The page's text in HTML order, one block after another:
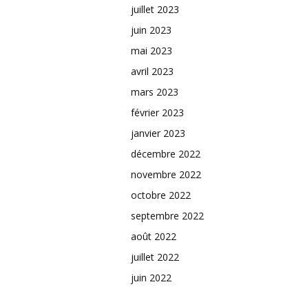
juillet 2023
juin 2023
mai 2023
avril 2023
mars 2023
février 2023
janvier 2023
décembre 2022
novembre 2022
octobre 2022
septembre 2022
août 2022
juillet 2022
juin 2022